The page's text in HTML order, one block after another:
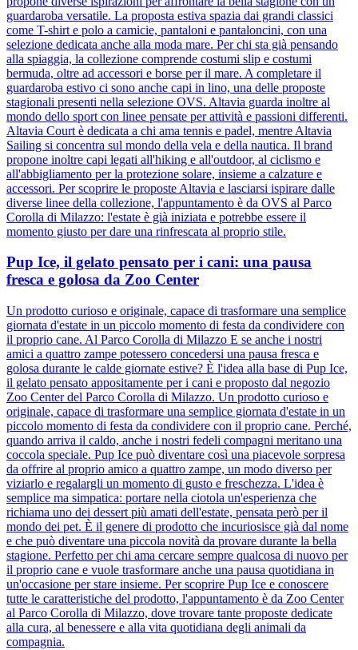
guardaroba versatile. La proposta estiva spazia dai grandi classici
come T-shirt e polo a camicie, pantaloni e pantaloncini, con una
selezione dedicata anche alla moda mare. Per chi sta già pensando
alla spiaggia, la collezione comprende costumi slip e costumi
bermuda, oltre ad accessori e borse per il mare. A completare il
guardaroba estivo ci sono anche capi in lino, una delle proposte
stagionali presenti nella selezione OVS. Altavia guarda inoltre al
mondo dello sport con linee pensate per attività e passioni differenti.
Altavia Court è dedicata a chi ama tennis e padel, mentre Altavia
Sailing si concentra sul mondo della vela e della nautica. Il brand
propone inoltre capi legati all'hiking e all'outdoor, al ciclismo e
all'abbigliamento per la protezione solare, insieme a calzature e
accessori. Per scoprire le proposte Altavia e lasciarsi ispirare dalle
diverse linee della collezione, l'appuntamento è da OVS al Parco
Corolla di Milazzo: l'estate è già iniziata e potrebbe essere il
momento giusto per dare una rinfrescata al proprio stile.
Pup Ice, il gelato pensato per i cani: una pausa
fresca e golosa da Zoo Center
Un prodotto curioso e originale, capace di trasformare una semplice
giornata d'estate in un piccolo momento di festa da condividere con
il proprio cane. Al Parco Corolla di Milazzo E se anche i nostri
amici a quattro zampe potessero concedersi una pausa fresca e
golosa durante le calde giornate estive? È l'idea alla base di Pup Ice,
il gelato pensato appositamente per i cani e proposto dal negozio
Zoo Center del Parco Corolla di Milazzo. Un prodotto curioso e
originale, capace di trasformare una semplice giornata d'estate in un
piccolo momento di festa da condividere con il proprio cane. Perché,
quando arriva il caldo, anche i nostri fedeli compagni meritano una
coccola speciale. Pup Ice può diventare così una piacevole sorpresa
da offrire al proprio amico a quattro zampe, un modo diverso per
viziarlo e regalargli un momento di gusto e freschezza. L'idea è
semplice ma simpatica: portare nella ciotola un'esperienza che
richiama uno dei dessert più amati dell'estate, pensata però per il
mondo dei pet. È il genere di prodotto che incuriosisce già dal nome
e che può diventare una piccola novità da provare durante la bella
stagione. Perfetto per chi ama cercare sempre qualcosa di nuovo per
il proprio cane e vuole trasformare anche una pausa quotidiana in
un'occasione per stare insieme. Per scoprire Pup Ice e conoscere
tutte le caratteristiche del prodotto, l'appuntamento è da Zoo Center
al Parco Corolla di Milazzo, dove trovare tante proposte dedicate
alla cura, al benessere e alla vita quotidiana degli animali da
compagnia.